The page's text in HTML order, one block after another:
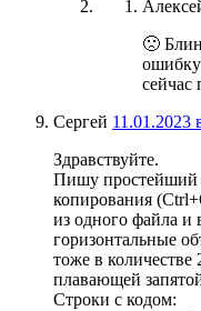
🙁
сейчас
Сергей 11.01.2023
Здравствуйте.
Пишу простейший
копирования
из одного файла и
горизонтальные
тоже в
плавающей
Строки с кодом: